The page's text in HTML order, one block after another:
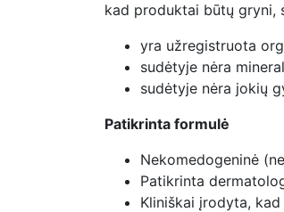
kad produktai būtų gryni,
yra užregistruota
sudėtyje nėra
sudėtyje nėra jokių
Patikrinta formulė
Nekomedogeninė
Patikrinta
Kliniškai įrodyta,